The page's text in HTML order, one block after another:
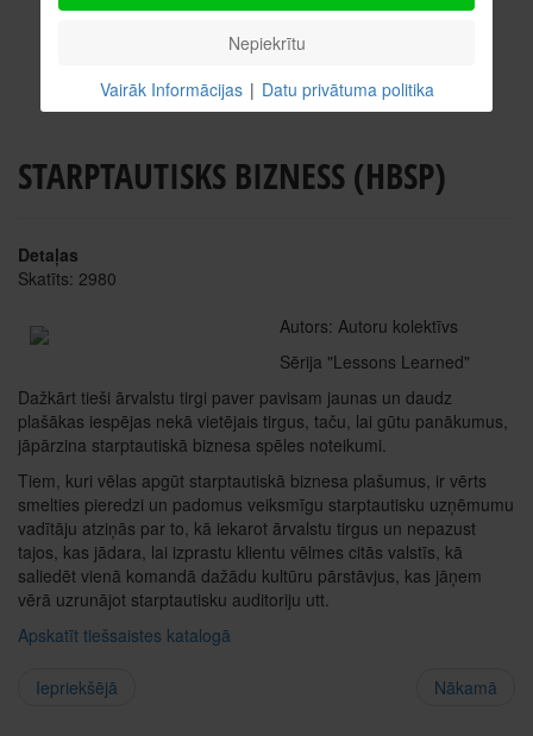
VĒRTS IZLASĪT!
PROFESIONĀLIE RESURSI
O.SLIŠĀNS
STARPTAUTISKS BIZNESS (HBSP)
Detaļas
Skatīts: 2980
Autors: Autoru kolektīvs
Sērija "Lessons Learned"
Dažkārt tieši ārvalstu tirgi paver pavisam jaunas un daudz
plašākas iespējas nekā vietējais tirgus, taču, lai gūtu panākumus,
jāpārzina starptautiskā biznesa spēles noteikumi.
Tiem, kuri vēlas apgūt starptautiskā biznesa plašumus, ir vērts
smelties pieredzi un padomus veiksmīgu starptautisku uzņēmumu
vadītāju atziņās par to, kā iekarot ārvalstu tirgus un nepazust
tajos, kas jādara, lai izprastu klientu vēlmes citās valstīs, kā
saliedēt vienā komandā dažādu kultūru pārstāvjus, kas jāņem
vērā uzrunājot starptautisku auditoriju utt.
Apskatīt tiešsaistes katalogā
Iepriekšējā Nākamā
Nepiekrītu
Vairāk Informācijas | Datu privātuma politika